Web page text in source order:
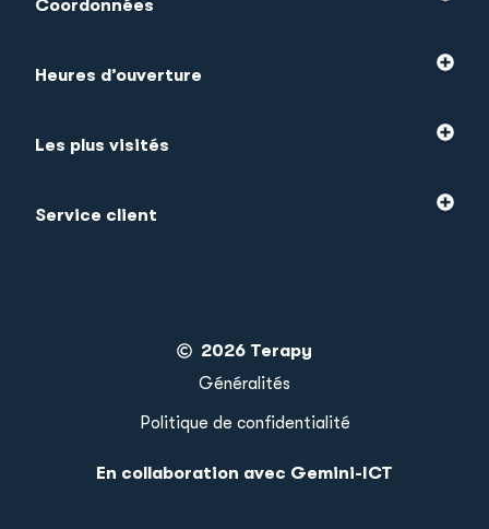
Coordonnées
Heures d’ouverture
Les plus visités
Service client
2026 Terapy
Généralités
Politique de confidentialité
En collaboration avec Gemini-ICT